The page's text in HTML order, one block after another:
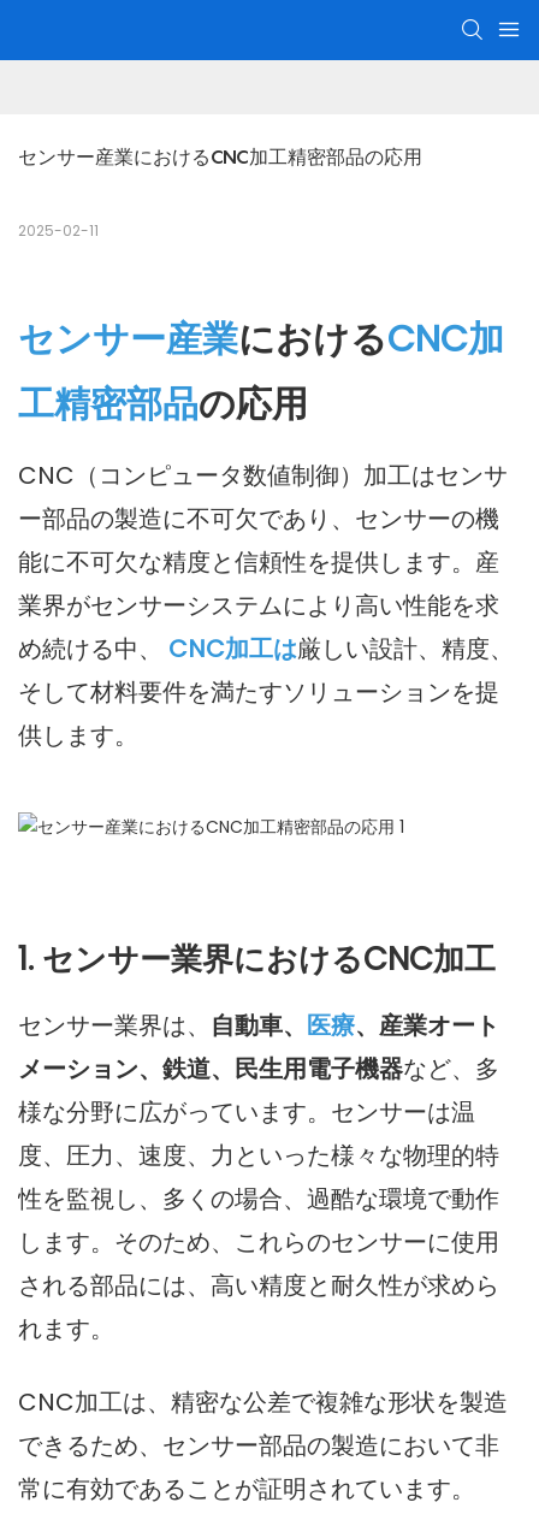
センサー産業におけるCNC加工精密部品の応用
2025-02-11
センサー産業におけるCNC加
工精密部品の応用
CNC（コンピュータ数値制御）加工はセンサ
ー部品の製造に不可欠であり、センサーの機
能に不可欠な精度と信頼性を提供します。産
業界がセンサーシステムにより高い性能を求
め続ける中、 CNC加工は厳しい設計、精度、
そして材料要件を満たすソリューションを提
供します。
1. センサー業界におけるCNC加工
センサー業界は、 自動車、 医療、産業オート
メーション、鉄道、民生用電子機器など、多
様な分野に広がっています。センサーは温
度、圧力、速度、力といった様々な物理的特
性を監視し、多くの場合、過酷な環境で動作
します。そのため、これらのセンサーに使用
される部品には、高い精度と耐久性が求めら
れます。
CNC加工は、精密な公差で複雑な形状を製造
できるため、センサー部品の製造において非
常に有効であることが証明されています。